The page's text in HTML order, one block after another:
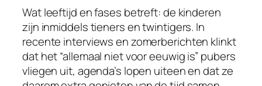
Wat leeftijd en fases betreft: de kinderen
zijn inmiddels tieners en twintigers. In
recente interviews en zomerberichten klinkt
dat het “allemaal niet voor eeuwig is” pubers
vliegen uit, agenda’s lopen uiteen en dat ze